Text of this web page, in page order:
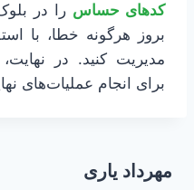
کدهای حساس را در
بروز هرگونه خطا، با
مدیریت کنید. در
برای انجام عملیات‌های
مهرداد یاری